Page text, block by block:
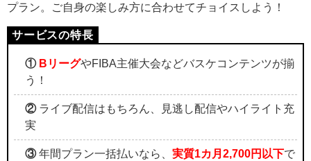
プラン。ご自身の楽しみ方に合わせてチョイスしよう！
① BリーグやFIBA主催大会などバスケコンテンツが揃
う！
②ライブ配信はもちろん、見逃し配信やハイライト充
実
③年間プラン一括払いなら、 実質1カ月2,700円以下で